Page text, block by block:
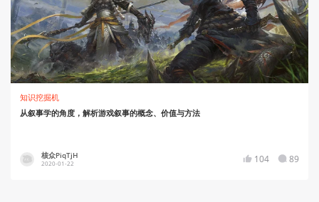
知识挖掘机
从叙事学的角度，解析游戏叙事的概念、价值与方法
核众PiqTjH
2020-01-22 104 89